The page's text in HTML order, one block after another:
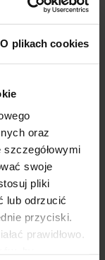
O plikach cookies
oraz
swoje
pliki
lub odrzucić
przyciski.
prawidłowo.